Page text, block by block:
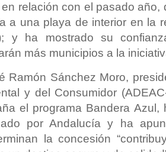
relación con el pasado año,
a una playa de interior en la
y ha mostrado su
más municipios a la
Ramón Sánchez Moro,
y del Consumidor
el programa Bandera Azul,
por Andalucía y ha
la concesión